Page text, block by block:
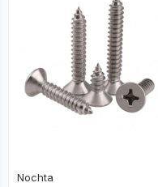
Nochta